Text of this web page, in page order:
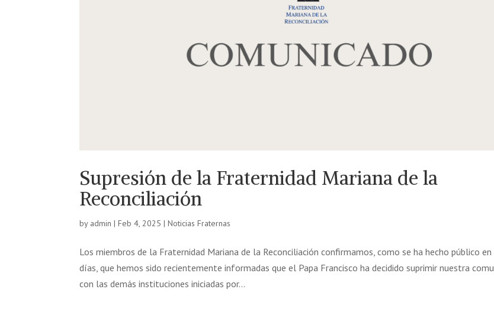
Supresión de la Fraternidad Mariana de la
Reconciliación
by admin |Feb 4, 2025 |Noticias Fraternas
Los miembros de la Fraternidad Mariana de la Reconciliación confirmamos, como se ha hecho público
días, que hemos sido recientemente informadas que el Papa Francisco ha decidido suprimir nuestra
con las demás instituciones iniciadas por...